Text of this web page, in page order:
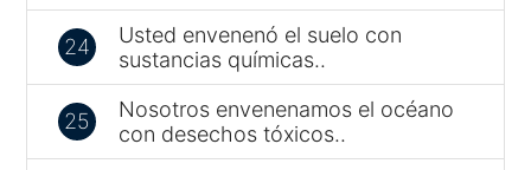
24
Usted envenenó el suelo con
sustancias químicas..
25
Nosotros envenenamos el océano
con desechos tóxicos..